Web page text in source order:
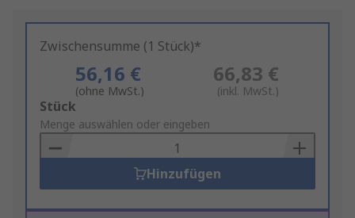
Zwischensumme (1 Stück)*
56,16 €
(ohne MwSt.)
66,83 €
(inkl. MwSt.)
Add
to
Basket
Stück
Menge auswählen oder eingeben
Hinzufügen